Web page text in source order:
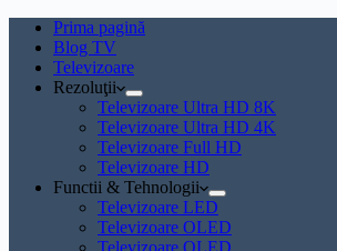
Prima pagină
Blog TV
Televizoare
Rezoluţii
Televizoare Ultra HD 8K
Televizoare Ultra HD 4K
Televizoare Full HD
Televizoare HD
Functii & Tehnologii
Televizoare LED
Televizoare OLED
Televizoare QLED